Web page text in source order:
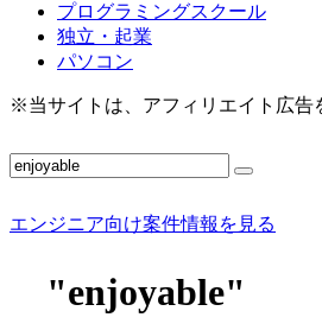
プログラミングスクール
独立・起業
パソコン
※当サイトは、アフィリエイト広告
エンジニア向け案件情報を見る
"enjoyable"